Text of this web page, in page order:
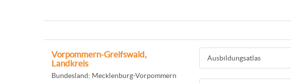
Vorpommern-Greifswald,
Landkreis
Bundesland: Mecklenburg-Vorpommern
Ausbildungsatlas